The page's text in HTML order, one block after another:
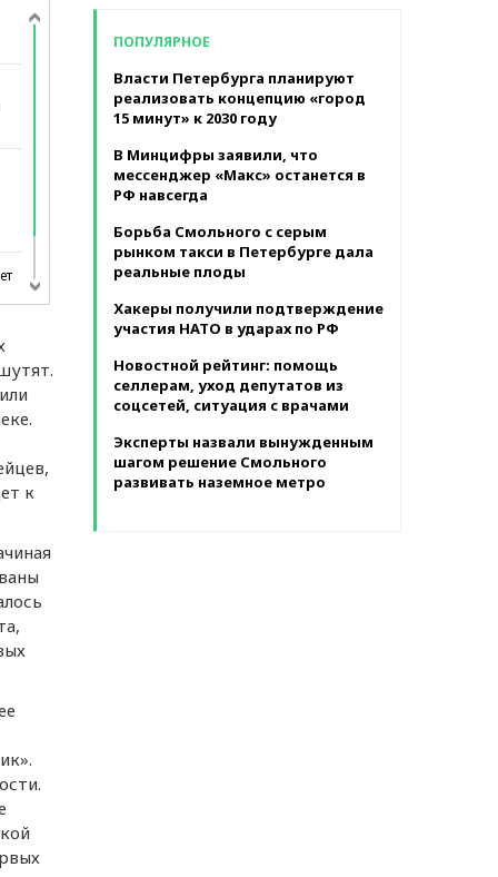
к
ПОПУЛЯРНОЕ
Власти Петербурга планируют
реализовать концепцию «город
15 минут» к 2030 году
В Минцифры заявили, что
мессенджер «Макс» останется в
РФ навсегда
Борьба Смольного с серым
рынком такси в Петербурге дала
реальные плоды
Хакеры получили подтверждение
участия НАТО в ударах по РФ
Новостной рейтинг: помощь
селлерам, уход депутатов из
соцсетей, ситуация с врачами
Эксперты назвали вынужденным
шагом решение Смольного
развивать наземное метро